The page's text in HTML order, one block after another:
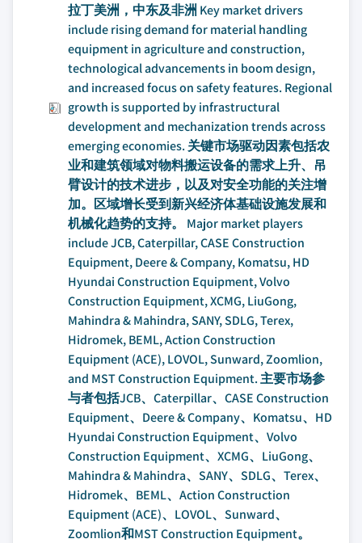
拉丁美洲，中东及非洲 Key market drivers
include rising demand for material handling
equipment in agriculture and construction,
technological advancements in boom design,
and increased focus on safety features. Regional
growth is supported by infrastructural
development and mechanization trends across
emerging economies. 关键市场驱动因素包括农
业和建筑领域对物料搬运设备的需求上升、吊
臂设计的技术进步，以及对安全功能的关注增
加。区域增长受到新兴经济体基础设施发展和
机械化趋势的支持。 Major market players
include JCB, Caterpillar, CASE Construction
Equipment, Deere & Company, Komatsu, HD
Hyundai Construction Equipment, Volvo
Construction Equipment, XCMG, LiuGong,
Mahindra & Mahindra, SANY, SDLG, Terex,
Hidromek, BEML, Action Construction
Equipment (ACE), LOVOL, Sunward, Zoomlion,
and MST Construction Equipment. 主要市场参
与者包括JCB、Caterpillar、CASE Construction
Equipment、Deere & Company、Komatsu、HD
Hyundai Construction Equipment、Volvo
Construction Equipment、XCMG、LiuGong、
Mahindra & Mahindra、SANY、SDLG、Terex、
Hidromek、BEML、Action Construction
Equipment (ACE)、LOVOL、Sunward、
Zoomlion和MST Construction Equipment。